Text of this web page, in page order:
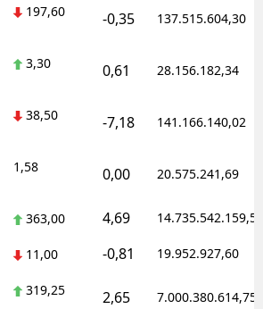
197,60 -0,35 137.515.604,30
3,30 0,61 28.156.182,34
38,50 -7,18 141.166.140,02
1,58 0,00 20.575.241,69
363,00 4,69 14.735.542.159,50
11,00 -0,81 19.952.927,60
319,25 2,65 7.000.380.614,75